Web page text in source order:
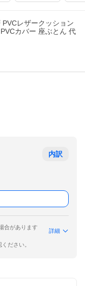
レザークッション
カバー 座ぶとん 代
内訳
合があります
詳細
ださい。